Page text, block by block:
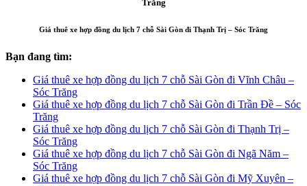
Trăng
Giá thuê xe hợp đồng du lịch 7 chỗ Sài Gòn đi Thạnh Trị – Sóc Trăng
Bạn đang tìm:
Giá thuê xe hợp đồng du lịch 7 chỗ Sài Gòn đi Vĩnh Châu –
Sóc Trăng
Giá thuê xe hợp đồng du lịch 7 chỗ Sài Gòn đi Trần Đề – Sóc
Trăng
Giá thuê xe hợp đồng du lịch 7 chỗ Sài Gòn đi Thạnh Trị –
Sóc Trăng
Giá thuê xe hợp đồng du lịch 7 chỗ Sài Gòn đi Ngã Năm –
Sóc Trăng
Giá thuê xe hợp đồng du lịch 7 chỗ Sài Gòn đi Mỹ Xuyên –